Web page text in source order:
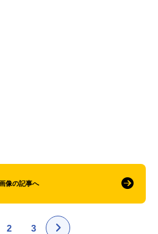
像の記事へ
2 3